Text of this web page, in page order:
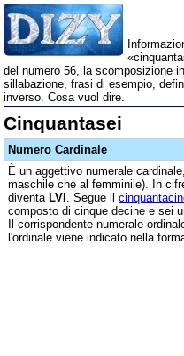
del numero 56, la scomposizione
sillabazione, frasi di esempio,
inverso. Cosa vuol dire.
Cinquantasei
Numero Cardinale
È un aggettivo numerale
maschile che al femminile). In
diventa LVI . Segue il
composto di cinque decine e sei
Il corrispondente numerale
l'ordinale viene indicato nella